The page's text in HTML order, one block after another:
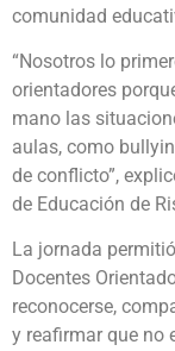
comunidad
“Nosotros lo
orientadores
mano las
aulas, como
de conflicto”,
de Educación de
La jornada
Docentes
reconocerse,
y reafirmar que no